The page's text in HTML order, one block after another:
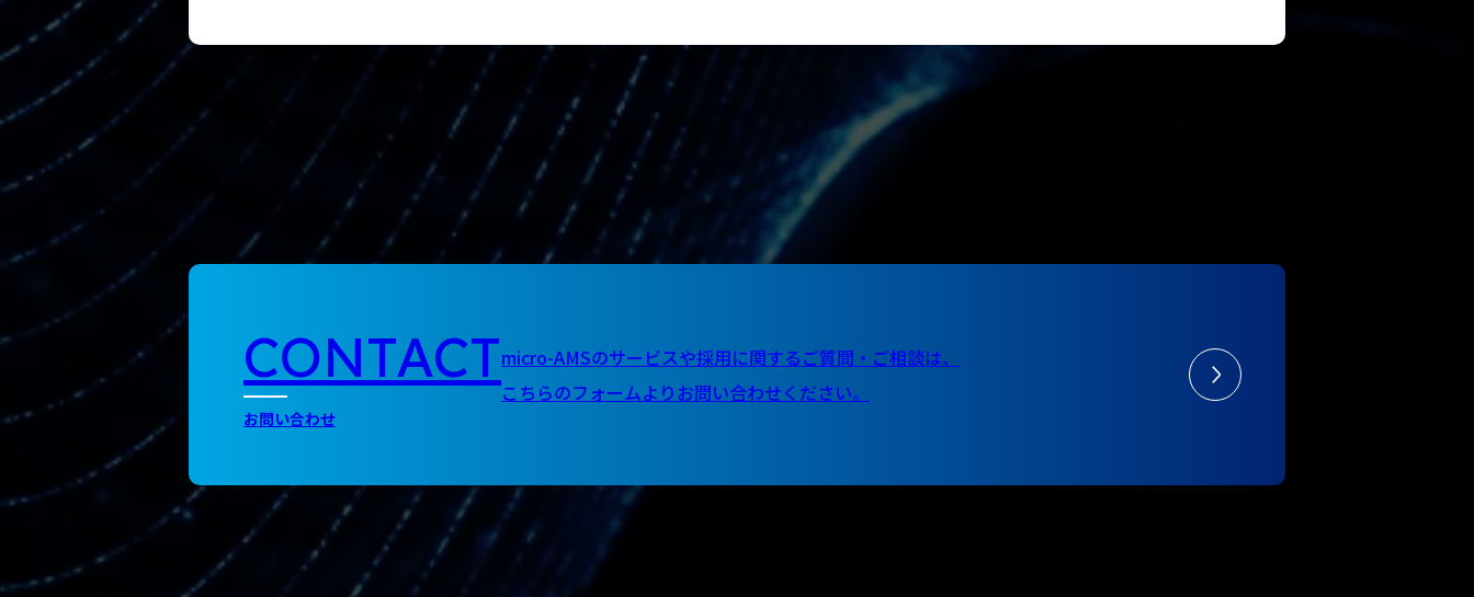
お問い合わせ
CONTACTmicro-AMSのサービスや採用に関するご質問・ご相談は、
こちらのフォームよりお問い合わせください。